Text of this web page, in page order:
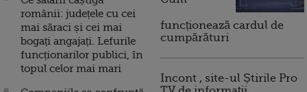
românii: județele cu cei
mai săraci și cei mai
bogați angajați. Lefurile
funcționarilor publici, în
topul celor mai mari
funcționează cardul de
cumpărături
Incont , site-ul Știrile Pro